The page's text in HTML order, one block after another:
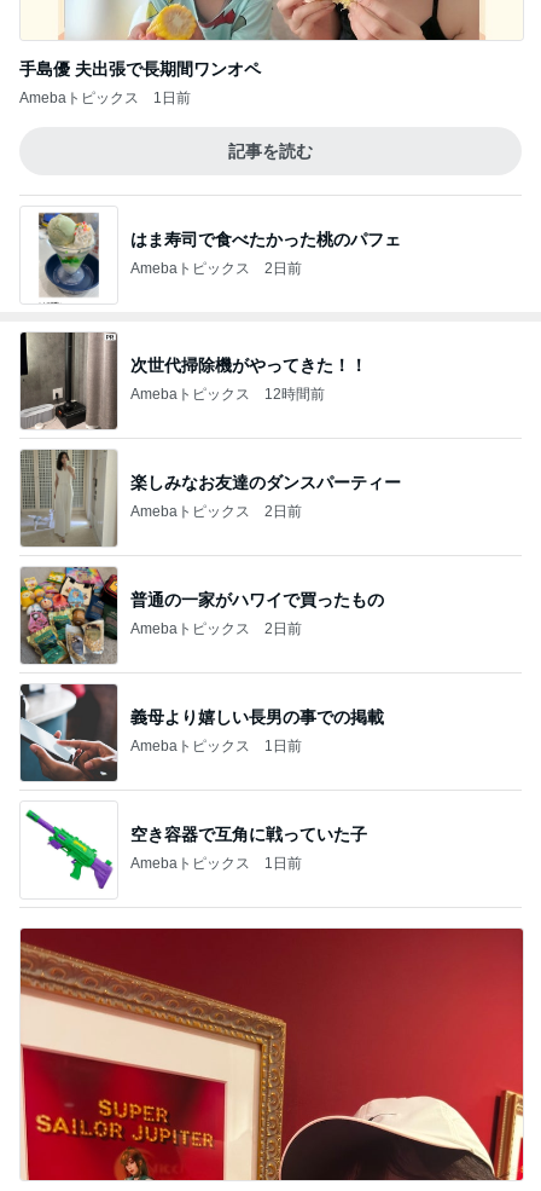
手島優 夫出張で長期間ワンオペ
Amebaトピックス 1日前
記事を読む
はま寿司で食べたかった桃のパフェ
Amebaトピックス 2日前
次世代掃除機がやってきた！！
Amebaトピックス 12時間前
楽しみなお友達のダンスパーティー
Amebaトピックス 2日前
普通の一家がハワイで買ったもの
Amebaトピックス 2日前
義母より嬉しい長男の事での掲載
Amebaトピックス 1日前
空き容器で互角に戦っていた子
Amebaトピックス 1日前